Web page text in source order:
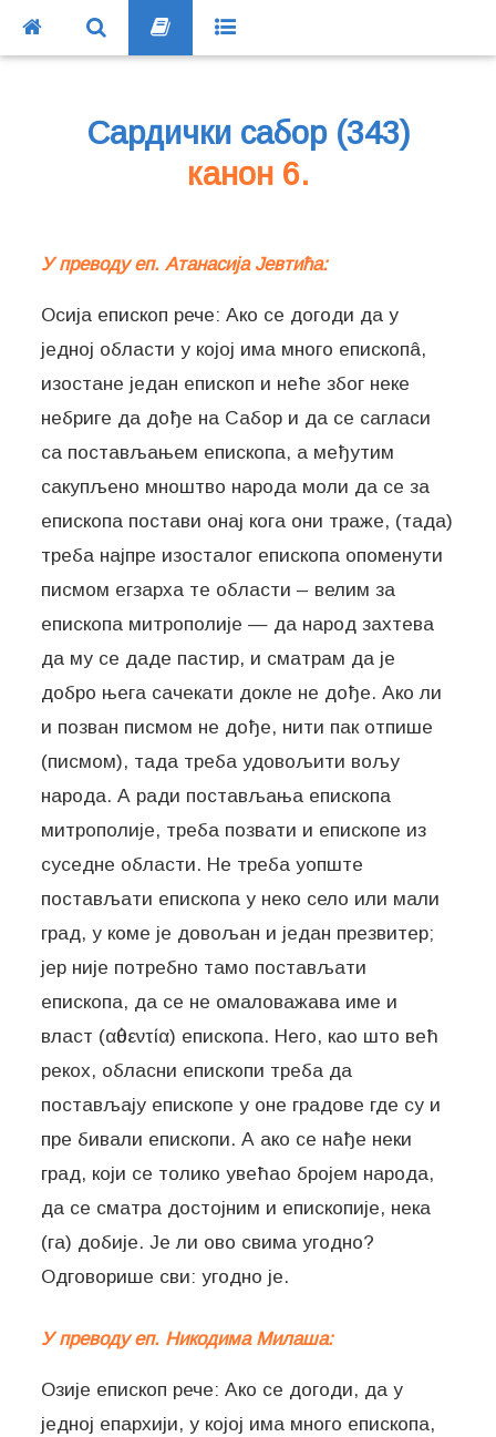
Сардички сабор (343)
канон 6.
У преводу еп. Атанасија Јевтића:
Осија епископ рече: Ако се догоди да у
једној области у којој има много епископâ,
изостане један епископ и неће због неке
небриге да дође на Сабор и да се сагласи
са постављањем епископа, а међутим
сакупљено мноштво народа моли да се за
епископа постави онај кога они траже, (тада)
треба најпре изосталог епископа опоменути
писмом егзарха те области – велим за
епископа митрополије — да народ захтева
да му се даде пастир, и сматрам да је
добро њега сачекати докле не дође. Ако ли
и позван писмом не дође, нити пак отпише
(писмом), тада треба удовољити вољу
народа. А ради постављања епископа
митрополије, треба позвати и епископе из
суседне области. Не треба уопште
постављати епископа у неко село или мали
град, у коме је довољан и један презвитер;
јер није потребно тамо постављати
епископа, да се не омаловажава име и
власт (αὐθεντία) епископа. Него, као што већ
рекох, обласни епископи треба да
постављају епископе у оне градове где су и
пре бивали епископи. А ако се нађе неки
град, који се толико увећао бројем народа,
да се сматра достојним и епископије, нека
(га) добије. Је ли ово свима угодно?
Одговорише сви: угодно је.
У преводу еп. Никодима Милаша:
Озије епископ рече: Ако се догоди, да у
једној епархији, у којој има много епископа,